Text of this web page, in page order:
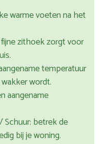
warme voeten na het
zithoek zorgt voor
temperatuur
wordt.
aangename
Schuur: betrek de
bij je woning.